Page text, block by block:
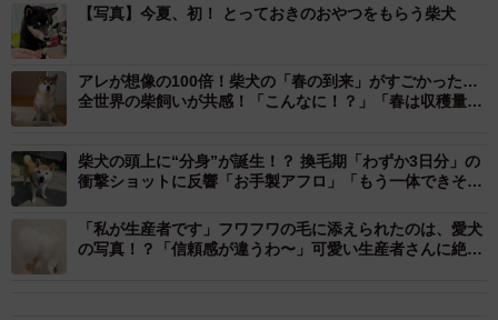
換毛期のシャンプー＆ブラッシング後、シュッとした伊織くん（画像提
供：まさかずさん）
まるで別犬のような変貌を遂げた姿に、9500件超の“いい
ね”が集まり、「犬も垢抜けるんだ」「イケメンになって
る」「精悍な顔つきになりましたね」「背筋までピンとし
てる」「顔つきまで変わってます！！ 自信みなぎってま
す！」といった反響が寄せられています。
徹底ケアで現れた、精悍な横顔
【写真】今夏、初！ とっておきのおやつをもらう柴犬
アレが想像の100倍！柴犬の「春の到来」がすごかった…
全世界の柴飼いが共感！「こんなに！？」「春は収穫量が
柴犬の頭上に“分身”が誕生！？ 換毛期「わずか3日分」の
衝撃ショットに反響「お手製アフロ」「もう一体できそう
「私が生産者です」フワフワの毛に添えられたのは、愛犬
の写真！？「信頼感が違うわ〜」可愛い生産者さんに絶賛